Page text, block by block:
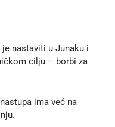
nastaviti u Junaku i
cilju – borbi za
ima već na